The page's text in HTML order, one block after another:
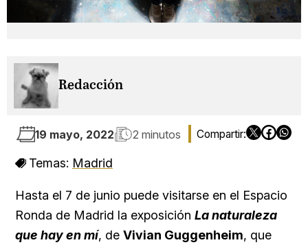
Redacción
19 mayo, 2022 2 minutos
Temas: Madrid
Hasta el 7 de junio puede visitarse en el Espacio
Ronda de Madrid la exposición La naturaleza
que hay en mí, de Vivian Guggenheim, que